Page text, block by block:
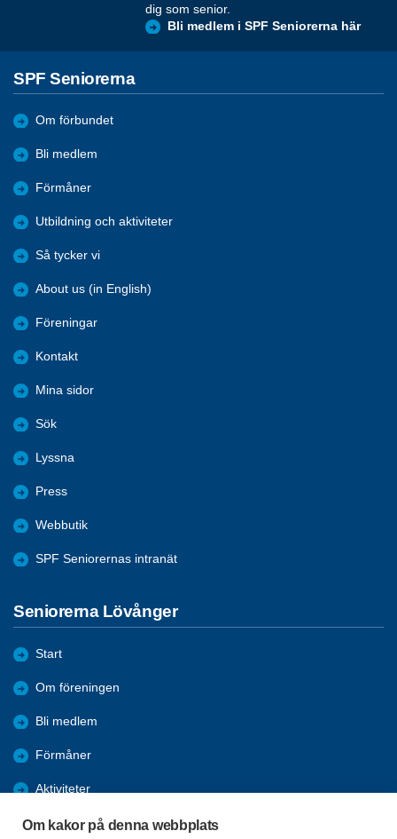
Om kakor på denna webbplats
dig som senior.
Bli medlem i SPF Seniorerna här
SPF Seniorerna
Om förbundet
Bli medlem
Förmåner
Utbildning och aktiviteter
Så tycker vi
About us (in English)
Föreningar
Kontakt
Mina sidor
Sök
Lyssna
Press
Webbutik
SPF Seniorernas intranät
Seniorerna Lövånger
Start
Om föreningen
Bli medlem
Förmåner
Aktiviteter
Studiecirklar